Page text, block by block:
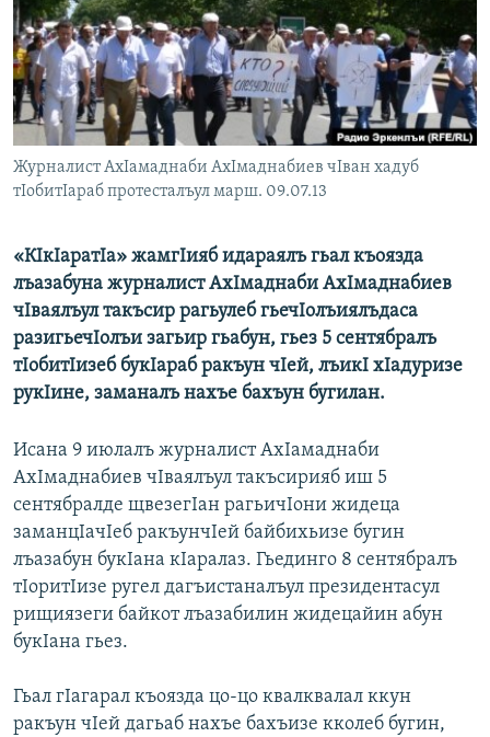
РАСПИСАНИЕ ВЕЩАНИЯ
ПОДПИШИТЕСЬ НА РАССЫЛКУ
СОЦИАЛЬНЫЕ СЕТИ
Все сайты РСЕ/РС
Журналист АхIамаднаби АхIмаднабиев чIван хадуб
тIобитIараб протесталъул марш. 09.07.13
«КIкIаратIа» жамгIияб идараялъ гьал къоязда
лъазабуна журналист АхIмаднаби АхIмаднабиев
чIваялъул такъсир рагьулеб гьечIолъиялъдаса
разигьечIолъи загьир гьабун, гьез 5 сентябралъ
тIобитIизеб букIараб ракъун чIей, лъикI хIадуризе
рукIине, заманалъ нахъе бахъун бугилан.
Исана 9 июлалъ журналист АхIамаднаби
АхIмаднабиев чIваялъул такъсирияб иш 5
сентябралде щвезегIан рагьичIони жидеца
заманцIачIеб ракъунчIей байбихьизе бугин
лъазабун букIана кIаралаз. Гьединго 8 сентябралъ
тIоритIизе ругел дагъистаналъул президентасул
рищиязеги байкот лъазабилин жидецайин абун
букIана гьез.
Гьал гIагарал къоязда цо-цо квалквалал ккун
ракъун чIей дагьаб нахъе бахъизе кколеб бугин,